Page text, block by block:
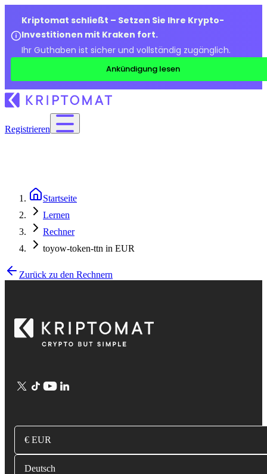
Kriptomat schließt – Setzen Sie Ihre Krypto-
Investitionen mit Kraken fort.
Ihr Guthaben ist sicher und vollständig zugänglich.
Ankündigung lesen
Registrieren
Startseite
Lernen
Rechner
toyow-token-ttn in EUR
Zurück zu den Rechnern
€ EUR
Deutsch